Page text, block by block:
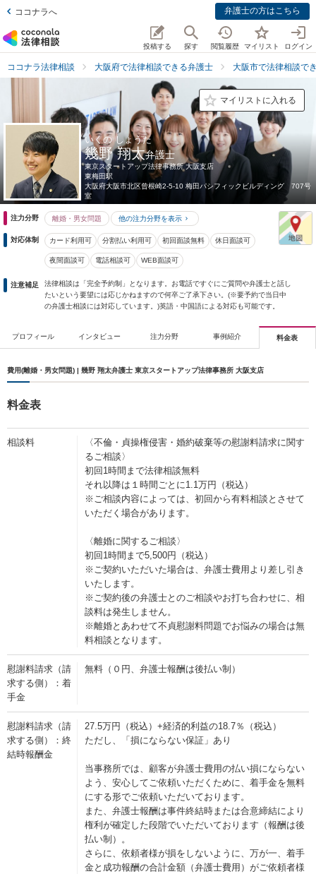
ココナラへ 弁護士の方はこちら
投稿する 探す 閲覧履歴 マイリスト ログイン
ココナラ法律相談 大阪府で法律相談できる弁護士 大阪市で法律相談で
マイリストに入れる
いくの しょうた
幾野 翔太弁護士
東京スタートアップ法律事務所 大阪支店
東梅田駅
大阪府大阪市北区曾根崎2-5-10 梅田パシフィックビルディング 707号
室
注力分野 離婚・男女問題 他の注力分野を表示
対応体制 カード利用可 分割払い利用可 初回面談無料 休日面談可
夜間面談可 電話相談可 WEB面談可
注意補足
法律相談は「完全予約制」となります。お電話ですぐにご質問や弁護士と話し
たいという要望には応じかねますので何卒ご了承下さい。(※要予約で当日中
の弁護士相談には対応しています。)英語・中国語による対応も可能です。
プロフィール インタビュー 注力分野 事例紹介 料金表
費用(離婚・男女問題) | 幾野 翔太弁護士 東京スタートアップ法律事務所 大阪支店
料金表
相談料
〈不倫・貞操権侵害・婚約破棄等の慰謝料請求に関す
るご相談〉
初回1時間まで法律相談無料
それ以降は１時間ごとに1.1万円（税込）
※ご相談内容によっては、初回から有料相談とさせて
いただく場合があります。
〈離婚に関するご相談〉
初回1時間まで5,500円（税込）
※ご契約いただいた場合は、弁護士費用より差し引き
いたします。
※ご契約後の弁護士とのご相談やお打ち合わせに、相
談料は発生しません。
※離婚とあわせて不貞慰謝料問題でお悩みの場合は無
料相談となります。
慰謝料請求（請
求する側）：着
手金
無料（０円、弁護士報酬は後払い制）
慰謝料請求（請
求する側）：終
結時報酬金
27.5万円（税込）+経済的利益の18.7％（税込）
ただし、「損にならない保証」あり
当事務所では、顧客が弁護士費用の払い損にならない
よう、安心してご依頼いただくために、着手金を無料
にする形でご依頼いただいております。
また、弁護士報酬は事件終結時または合意締結により
権利が確定した段階でいただいております（報酬は後
払い制）。
さらに、依頼者様が損をしないように、万が一、着手
金と成功報酬の合計金額（弁護士費用）がご依頼者様